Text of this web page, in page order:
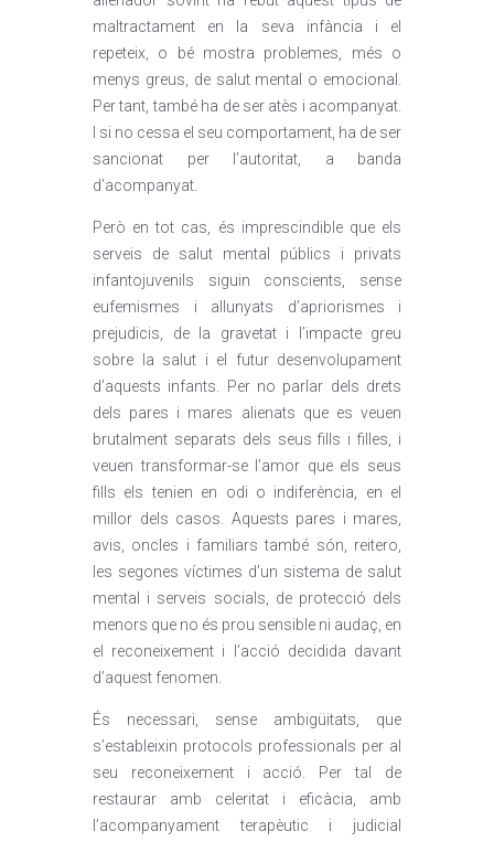
maltractament en la seva infància i el
repeteix, o bé mostra problemes, més o
menys greus, de salut mental o emocional.
Per tant, també ha de ser atès i acompanyat.
I si no cessa el seu comportament, ha de ser
sancionat per l’autoritat, a banda
d’acompanyat.
Però en tot cas, és imprescindible que els
serveis de salut mental públics i privats
infantojuvenils siguin conscients, sense
eufemismes i allunyats d’apriorismes i
prejudicis, de la gravetat i l’impacte greu
sobre la salut i el futur desenvolupament
d’aquests infants. Per no parlar dels drets
dels pares i mares alienats que es veuen
brutalment separats dels seus fills i filles, i
veuen transformar-se l’amor que els seus
fills els tenien en odi o indiferència, en el
millor dels casos. Aquests pares i mares,
avis, oncles i familiars també són, reitero,
les segones víctimes d’un sistema de salut
mental i serveis socials, de protecció dels
menors que no és prou sensible ni audaç, en
el reconeixement i l’acció decidida davant
d’aquest fenomen.
És necessari, sense ambigüitats, que
s’estableixin protocols professionals per al
seu reconeixement i acció. Per tal de
restaurar amb celeritat i eficàcia, amb
l’acompanyament terapèutic i judicial